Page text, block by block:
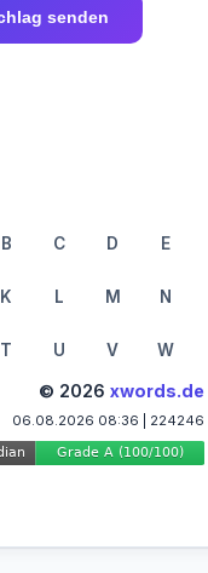
Vorschlag senden
B C D E
K L M N
T U V W
© 2026 xwords.de
06.08.2026 08:36 | 224246